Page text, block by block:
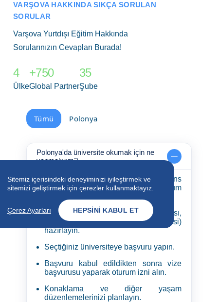
VARŞOVA HAKKINDA SIKÇA SORULAN
SORULAR
Varşova Yurtdışı Eğitim Hakkında
Sorularınızın Cevapları Burada!
4
Ülke
+750
Global Partner
35
Şube
Tümü Polonya
Polonya'da üniversite okumak için ne
yapmalıyım?
Polonya'da lisans veya yüksek lisans
programları için bir üniversite ve bölüm
Gerekli belgelerinizi (lise diploması,
transkript, dil yeterlilik belgesi)
hazırlayın.
Seçtiğiniz üniversiteye başvuru yapın.
Başvuru kabul edildikten sonra vize
başvurusu yaparak oturum izni alın.
Konaklama ve diğer yaşam
düzenlemelerinizi planlayın.
Sitemiz içerisindeki deneyiminizi iyileştirmek ve
sitemizi geliştirmek için çerezler kullanmaktayız.
Çerez Ayarları HEPSINI KABUL ET